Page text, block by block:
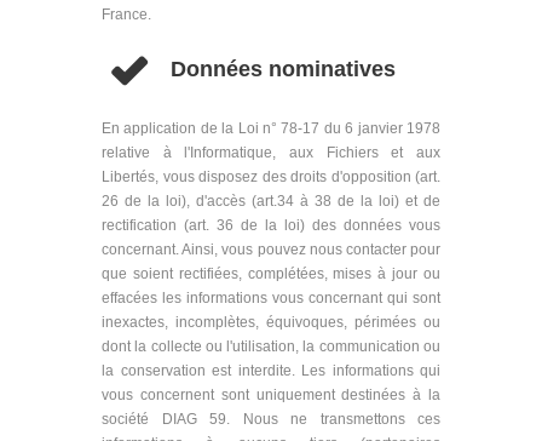
France.
Données nominatives
En application de la Loi n° 78-17 du 6 janvier 1978
relative à l'Informatique, aux Fichiers et aux
Libertés, vous disposez des droits d'opposition (art.
26 de la loi), d'accès (art.34 à 38 de la loi) et de
rectification (art. 36 de la loi) des données vous
concernant. Ainsi, vous pouvez nous contacter pour
que soient rectifiées, complétées, mises à jour ou
effacées les informations vous concernant qui sont
inexactes, incomplètes, équivoques, périmées ou
dont la collecte ou l'utilisation, la communication ou
la conservation est interdite. Les informations qui
vous concernent sont uniquement destinées à la
société DIAG 59. Nous ne transmettons ces